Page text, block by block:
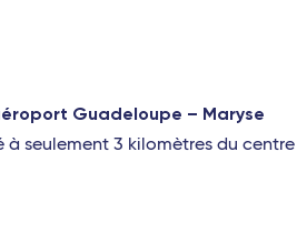
Guadeloupe – Maryse
seulement 3 kilomètres du centre